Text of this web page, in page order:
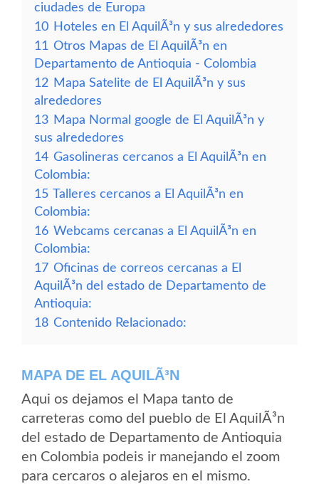
ciudades de Europa
10 Hoteles en El AquilÃ³n y sus alrededores
11 Otros Mapas de El AquilÃ³n en
Departamento de Antioquia - Colombia
12 Mapa Satelite de El AquilÃ³n y sus
alrededores
13 Mapa Normal google de El AquilÃ³n y
sus alrededores
14 Gasolineras cercanos a El AquilÃ³n en
Colombia:
15 Talleres cercanos a El AquilÃ³n en
Colombia:
16 Webcams cercanas a El AquilÃ³n en
Colombia:
17 Oficinas de correos cercanas a El
AquilÃ³n del estado de Departamento de
Antioquia:
18 Contenido Relacionado:
MAPA DE EL AQUILÃ³N
Aqui os dejamos el Mapa tanto de
carreteras como del pueblo de El AquilÃ³n
del estado de Departamento de Antioquia
en Colombia podeis ir manejando el zoom
para cercaros o alejaros en el mismo.